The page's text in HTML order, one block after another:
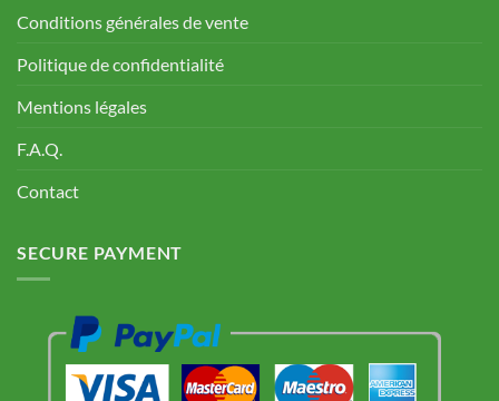
Conditions générales de vente
Politique de confidentialité
Mentions légales
F.A.Q.
Contact
SECURE PAYMENT